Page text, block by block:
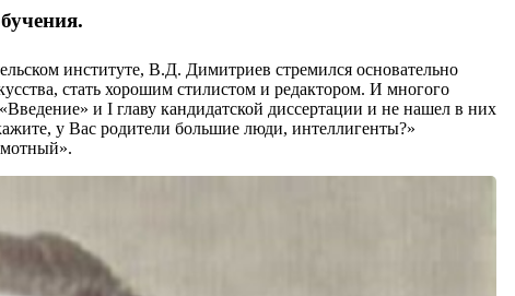
институте, В.Д. Димитриев стремился основательно
стать хорошим стилистом и редактором. И многого
и I главу кандидатской диссертации и не нашел в них
у Вас родители большие люди, интеллигенты?»